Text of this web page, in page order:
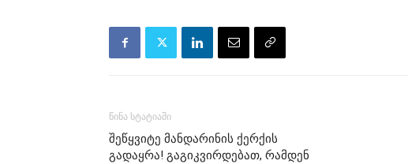
წინა სტატიაში
შეწყვიტე მანდარინის ქერქის
გადაყრა! გაგიკვირდებათ, რამდენ